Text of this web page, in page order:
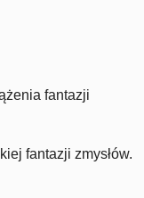
fantazji
fantazji zmysłów.